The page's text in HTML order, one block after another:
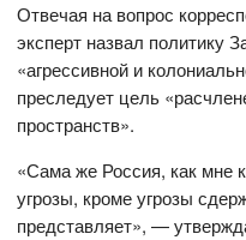
Отвечая на вопрос
эксперт назвал политику
«агрессивной и
преследует цель
пространств».
«Сама же Россия, как мне
угрозы, кроме угрозы
представляет», —